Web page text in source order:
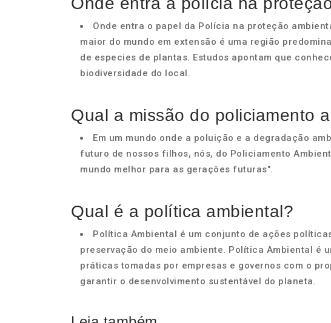
Onde entra o papel da Polícia na proteção
maior do mundo em extensão é uma região
de especies de plantas. Estudos apontam que
biodiversidade do local.
Qual a missão do policiamento
Em um mundo onde a poluição e a degradação
futuro de nossos filhos, nós, do Policiamento
mundo melhor para as gerações futuras".
Qual é a política ambiental?
Política Ambiental é um conjunto de ações
preservação do meio ambiente. Política Ambiental é
práticas tomadas por empresas e governos com o
garantir o desenvolvimento sustentável do planeta.